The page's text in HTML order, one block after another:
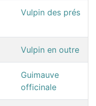
Vulpin des prés
Vulpin en outre
Guimauve
officinale